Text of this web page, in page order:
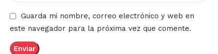
Guarda mi nombre, correo electrónico y web en
este navegador para la próxima vez que comente.